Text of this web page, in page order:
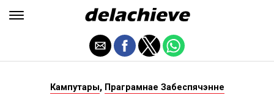
Кампутары, Праграмнае Забеспячэнне